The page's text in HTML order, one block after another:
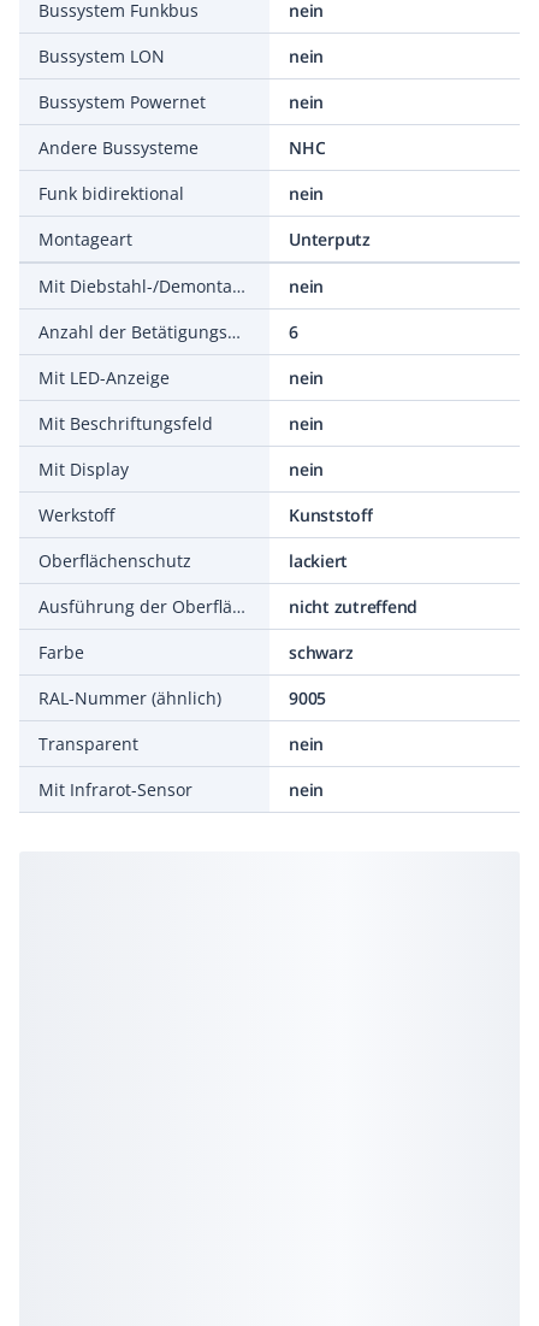
Bussystem Funkbus
nein
Bussystem LON
nein
Bussystem Powernet
nein
Andere Bussysteme
NHC
Funk bidirektional
nein
Montageart
Unterputz
Mit Diebstahl-/Demontageschutz
nein
Anzahl der Betätigungspunkte
6
Mit LED-Anzeige
nein
Mit Beschriftungsfeld
nein
Mit Display
nein
Werkstoff
Kunststoff
Oberflächenschutz
lackiert
Ausführung der Oberfläche
nicht zutreffend
Farbe
schwarz
RAL-Nummer (ähnlich)
9005
Transparent
nein
Mit Infrarot-Sensor
nein